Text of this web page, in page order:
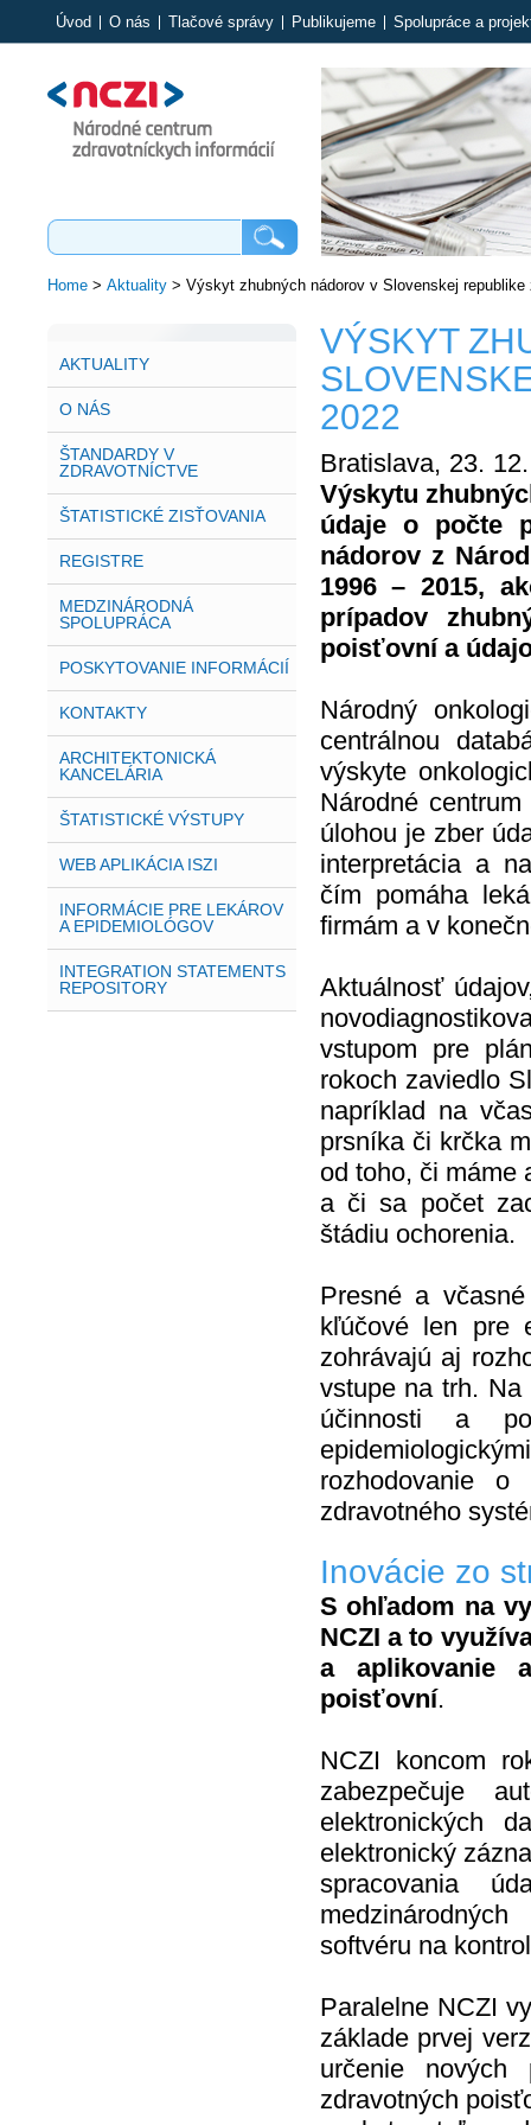
Úvod O nás Tlačové správy Publikujeme Spolupráce a
Home> Aktuality> Výskyt zhubných nádorov v Slovenskej republike
AKTUALITY
O NÁS
ŠTANDARDY V
ZDRAVOTNÍCTVE
ŠTATISTICKÉ ZISŤOVANIA
REGISTRE
MEDZINÁRODNÁ
SPOLUPRÁCA
POSKYTOVANIE INFORMÁCIÍ
KONTAKTY
ARCHITEKTONICKÁ
KANCELÁRIA
ŠTATISTICKÉ VÝSTUPY
WEB APLIKÁCIA ISZI
INFORMÁCIE PRE LEKÁROV
A EPIDEMIOLÓGOV
INTEGRATION STATEMENTS
REPOSITORY
VÝSKYT
2022
Bratislava, 23.
Výskytu
údaje o počte
nádorov z
1996 – 2015,
prípadov
poisťovní a
Národný
centrálnou
výskyte
Národné
úlohou je zber
interpretácia a
čím pomáha
firmám a v
Aktuálnosť
vstupom pre
rokoch zaviedlo
napríklad na
prsníka či krčka
od toho, či máme
a či sa počet
štádiu ochorenia.
Presné a
kľúčové len pre
zohrávajú aj
vstupe na trh.
účinnosti a
rozhodovanie
zdravotného
Inovácie zo
S ohľadom na
NCZI a to
a aplikovanie
poisťovní.
NCZI koncom
zabezpečuje
elektronických
elektronický
spracovania
softvéru na
Paralelne NCZI
základe prvej
určenie nových
zdravotných